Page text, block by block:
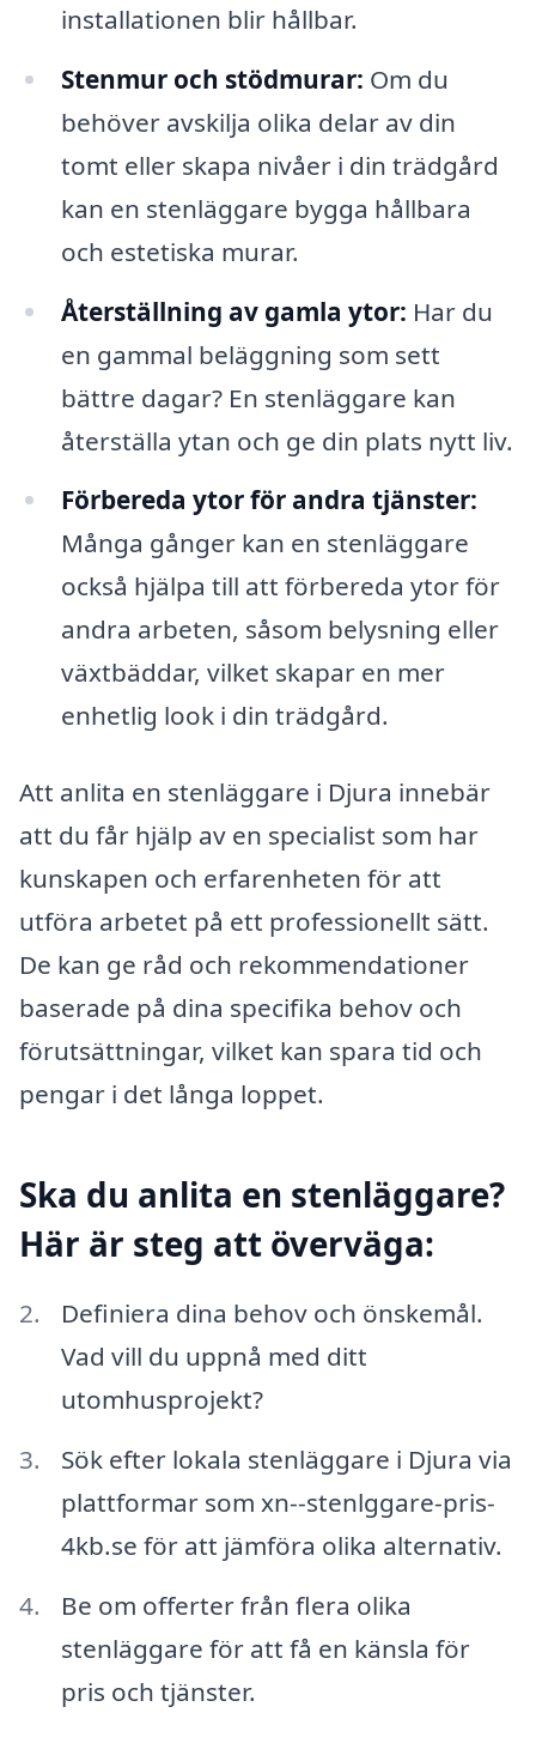
installationen blir hållbar.
Stenmur och stödmurar: Om du
behöver avskilja olika delar av din
tomt eller skapa nivåer i din trädgård
kan en stenläggare bygga hållbara
och estetiska murar.
Återställning av gamla ytor: Har du
en gammal beläggning som sett
bättre dagar? En stenläggare kan
återställa ytan och ge din plats nytt liv.
Förbereda ytor för andra tjänster:
Många gånger kan en stenläggare
också hjälpa till att förbereda ytor för
andra arbeten, såsom belysning eller
växtbäddar, vilket skapar en mer
enhetlig look i din trädgård.
Att anlita en stenläggare i Djura innebär
att du får hjälp av en specialist som har
kunskapen och erfarenheten för att
utföra arbetet på ett professionellt sätt.
De kan ge råd och rekommendationer
baserade på dina specifika behov och
förutsättningar, vilket kan spara tid och
pengar i det långa loppet.
Ska du anlita en stenläggare?
Här är steg att överväga:
Definiera dina behov och önskemål.
Vad vill du uppnå med ditt
utomhusprojekt?
Sök efter lokala stenläggare i Djura via
plattformar som xn--stenlggare-pris-
4kb.se för att jämföra olika alternativ.
Be om offerter från flera olika
stenläggare för att få en känsla för
pris och tjänster.